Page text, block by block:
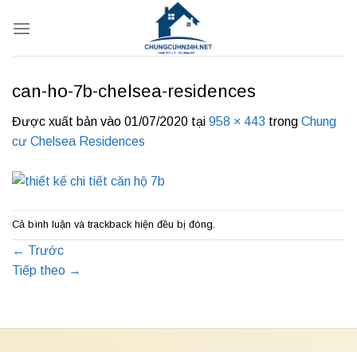
qua
can-ho-7b-chelsea-residences
Được xuất bản vào 01/07/2020 tại 958 × 443 trong Chung
cư Chelsea Residences
Cả bình luận và trackback hiện đều bị đóng.
← Trước
Tiếp theo →